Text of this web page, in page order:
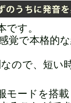
す。
覚で本格的
ので、短い
モードを搭